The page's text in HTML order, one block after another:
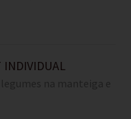
INDIVIDUAL